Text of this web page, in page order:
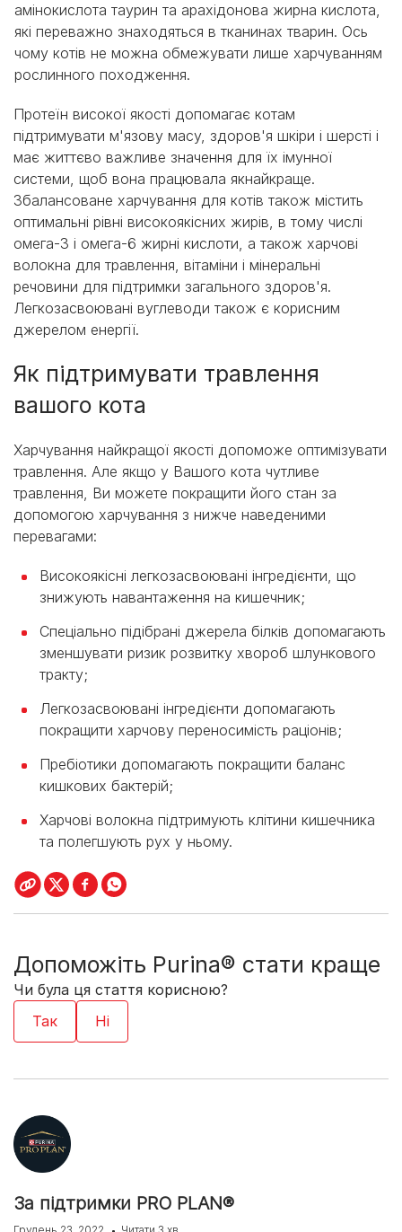
амінокислота таурин та арахідонова жирна кислота,
які переважно знаходяться в тканинах тварин. Ось
чому котів не можна обмежувати лише харчуванням
рослинного походження.
Протеїн високої якості допомагає котам
підтримувати м'язову масу, здоров'я шкіри і шерсті і
має життєво важливе значення для їх імунної
системи, щоб вона працювала якнайкраще.
Збалансоване харчування для котів також містить
оптимальні рівні високоякісних жирів, в тому числі
омега-3 і омега-6 жирні кислоти, а також харчові
волокна для травлення, вітаміни і мінеральні
речовини для підтримки загального здоров'я.
Легкозасвоювані вуглеводи також є корисним
джерелом енергії.
Як підтримувати травлення
вашого кота
Харчування найкращої якості допоможе оптимізувати
травлення. Але якщо у Вашого кота чутливе
травлення, Ви можете покращити його стан за
допомогою харчування з нижче наведеними
перевагами:
Високоякісні легкозасвоювані інгредієнти, що
знижують навантаження на кишечник;
Спеціально підібрані джерела білків допомагають
зменшувати ризик розвитку хвороб шлункового
тракту;
Легкозасвоювані інгредієнти допомагають
покращити харчову переносимість раціонів;
Пребіотики допомагають покращити баланс
кишкових бактерій;
Харчові волокна підтримують клітини кишечника
та полегшують рух у ньому.
Допоможіть Purina® стати краще
Чи була ця стаття корисною?
За підтримки PRO PLAN®